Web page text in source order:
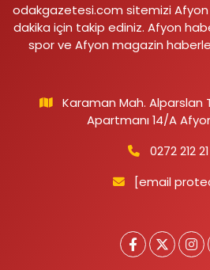
odakgazetesi.com sitemizi
dakika için takip ediniz. Afyon
spor ve Afyon magazin
Karaman Mah. Alparslan
Apartmanı 14/A
0272 212
[email